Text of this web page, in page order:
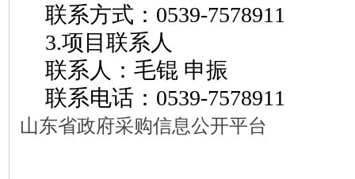
联系方式： 0539-7578911
3.项目联系人
联系人： 毛锟 申振
联系电话： 0539-7578911
山东省政府采购信息公开平台